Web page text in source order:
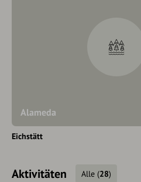
Alameda
Eichstätt
Aktivitäten Alle (28)